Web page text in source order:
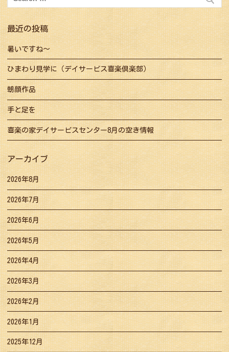
シ
ョ
ン
索:
最近の投稿
暑いですね～
ひまわり見学に（デイサービス喜楽倶楽部）
朝顔作品
手と足を
喜楽の家デイサービスセンター8月の空き情報
アーカイブ
2026年8月
2026年7月
2026年6月
2026年5月
2026年4月
2026年3月
2026年2月
2026年1月
2025年12月